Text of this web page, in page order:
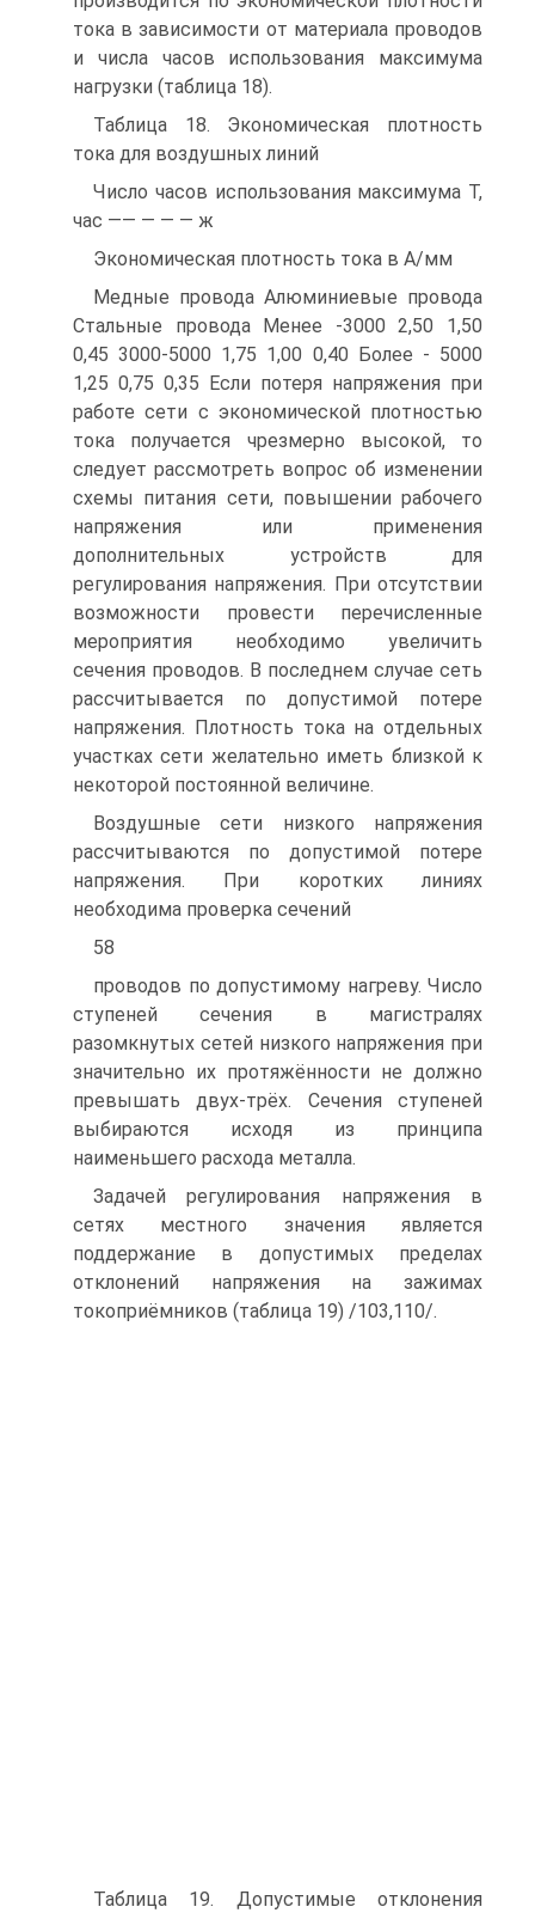
тока в зависимости от материала проводов
и числа часов использования максимума
нагрузки (таблица 18).
Таблица 18. Экономическая плотность
тока для воздушных линий
Число часов использования максимума Т,
час —— — — — ж
Экономическая плотность тока в А/мм
Медные провода Алюминиевые провода
Стальные провода Менее -3000 2,50 1,50
0,45 3000-5000 1,75 1,00 0,40 Более - 5000
1,25 0,75 0,35 Если потеря напряжения при
работе сети с экономической плотностью
тока получается чрезмерно высокой, то
следует рассмотреть вопрос об изменении
схемы питания сети, повышении рабочего
напряжения или применения
дополнительных устройств для
регулирования напряжения. При отсутствии
возможности провести перечисленные
мероприятия необходимо увеличить
сечения проводов. В последнем случае сеть
рассчитывается по допустимой потере
напряжения. Плотность тока на отдельных
участках сети желательно иметь близкой к
некоторой постоянной величине.
Воздушные сети низкого напряжения
рассчитываются по допустимой потере
напряжения. При коротких линиях
необходима проверка сечений
58
проводов по допустимому нагреву. Число
ступеней сечения в магистралях
разомкнутых сетей низкого напряжения при
значительно их протяжённости не должно
превышать двух-трёх. Сечения ступеней
выбираются исходя из принципа
наименьшего расхода металла.
Задачей регулирования напряжения в
сетях местного значения является
поддержание в допустимых пределах
отклонений напряжения на зажимах
токоприёмников (таблица 19) /103,110/.
Таблица 19. Допустимые отклонения